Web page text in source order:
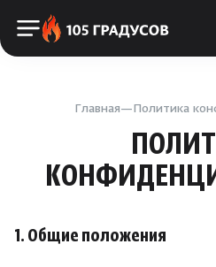
Освещение
Главная Политика
1. Общие положения